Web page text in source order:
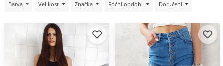
Barva Velikost Značka Roční období Doručení